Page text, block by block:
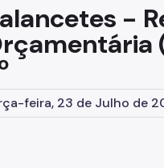
-
feira, 23 de Julho de